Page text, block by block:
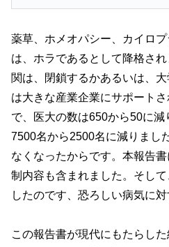
薬草、ホメオパシー、カイロ
は、ホラであるとして降格さ
関は、閉鎖するかあるいは、
は大きな産業企業にサポート
で、医大の数は650から50に減
7500名から2500名に減りまし
なくなったからです。本報告
制内容も含まれました。そし
したのです、恐ろしい病気に対
この報告書が現代にもたらし